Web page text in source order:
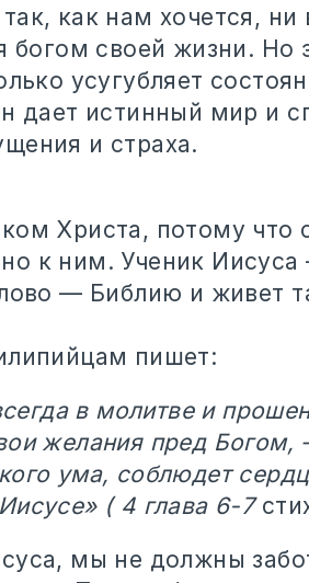
как нам хочется, ни
богом своей жизни. Но
усугубляет
дает истинный мир и
и страха.
Христа, потому что
к ним. Ученик Иисуса
— Библию и живет
пишет:
в молитве и
желания пред
ума, соблюдет
( 4 глава 6-7
мы не должны